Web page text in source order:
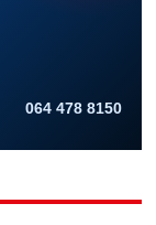
064 478 8150